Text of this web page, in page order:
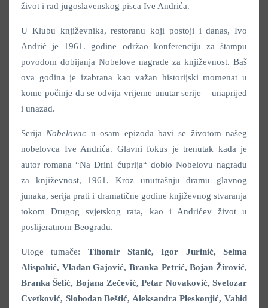
život i rad jugoslavenskog pisca Ive Andrića.
U Klubu književnika, restoranu koji postoji i danas, Ivo
Andrić je 1961. godine održao konferenciju za štampu
povodom dobijanja Nobelove nagrade za književnost. Baš
ova godina je izabrana kao važan historijski momenat u
kome počinje da se odvija vrijeme unutar serije – unaprijed
i unazad.
Serija Nobelovac u osam epizoda bavi se životom našeg
nobelovca Ive Andrića. Glavni fokus je trenutak kada je
autor romana “Na Drini ćuprija“ dobio Nobelovu nagradu
za književnost, 1961. Kroz unutrašnju dramu glavnog
junaka, serija prati i dramatične godine književnog stvaranja
tokom Drugog svjetskog rata, kao i Andrićev život u
poslijeratnom Beogradu.
Uloge tumače: Tihomir Stanić, Igor Jurinić, Selma
Alispahić, Vladan Gajović, Branka Petrić, Bojan Žirović,
Branka Šelić, Bojana Zečević, Petar Novaković, Svetozar
Cvetković, Slobodan Beštić, Aleksandra Pleskonjić, Vahid